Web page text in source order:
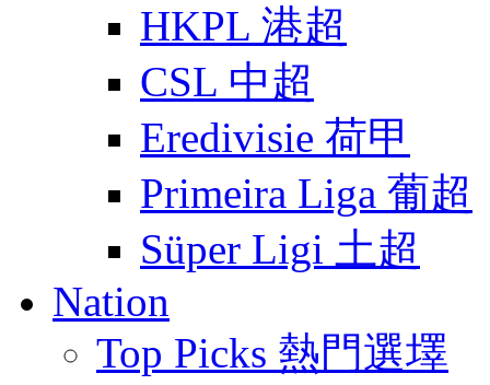
HKPL 港超
CSL 中超
Eredivisie 荷甲
Primeira Liga 葡超
Süper Ligi 土超
Nation
Top Picks 熱門選墿